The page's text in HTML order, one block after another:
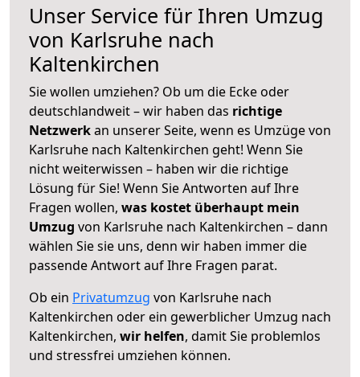
Unser Service für Ihren Umzug
von Karlsruhe nach
Kaltenkirchen
Sie wollen umziehen? Ob um die Ecke oder
deutschlandweit – wir haben das richtige
Netzwerkan unserer Seite, wenn es Umzüge von
Karlsruhe nach Kaltenkirchen geht! Wenn Sie
nicht weiterwissen – haben wir die richtige
Lösung für Sie! Wenn Sie Antworten auf Ihre
Fragen wollen, was kostet überhaupt mein
Umzug von Karlsruhe nach Kaltenkirchen – dann
wählen Sie sie uns, denn wir haben immer die
passende Antwort auf Ihre Fragen parat.
Ob ein Privatumzug von Karlsruhe nach
Kaltenkirchen oder ein gewerblicher Umzug nach
Kaltenkirchen, wir helfen, damit Sie problemlos
und stressfrei umziehen können.